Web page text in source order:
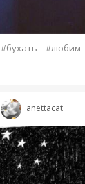
#бухать #любим
anettacat